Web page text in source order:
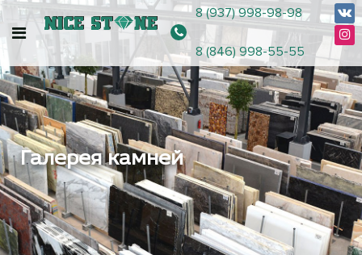
8 (937) 998-98-98
8 (846) 998-55-55
Галерея камней